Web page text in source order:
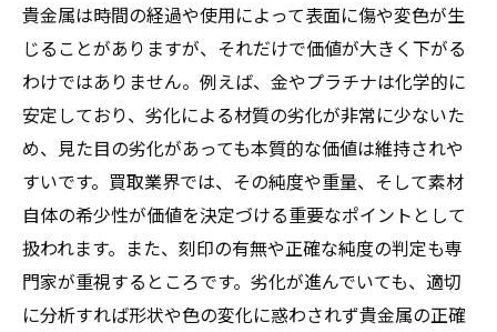
貴金属は時間の経過や使用によって表面に傷や変色が生
じることがありますが、それだけで価値が大きく下がる
わけではありません。例えば、金やプラチナは化学的に
安定しており、劣化による材質の劣化が非常に少ないた
め、見た目の劣化があっても本質的な価値は維持されや
すいです。買取業界では、その純度や重量、そして素材
自体の希少性が価値を決定づける重要なポイントとして
扱われます。また、刻印の有無や正確な純度の判定も専
門家が重視するところです。劣化が進んでいても、適切
に分析すれば形状や色の変化に惑わされず貴金属の正確